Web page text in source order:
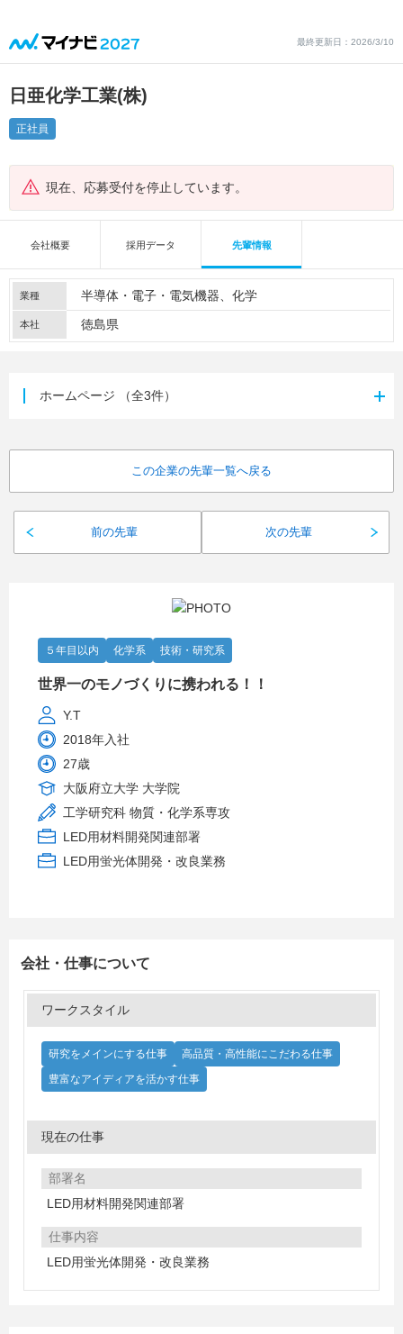
最終更新日：2026/3/10
日亜化学工業(株)
正社員
現在、応募受付を停止しています。
会社概要 採用データ 先輩情報
業種 半導体・電子・電気機器 化学
本社 徳島県
ホームページ （全3件）
前の先輩
この企業の先輩一覧へ戻る
次の先輩
５年目以内 化学系 技術・研究系
世界一のモノづくりに携われる！！
Y.T
2018年入社
27歳
大阪府立大学 大学院
工学研究科 物質・化学系専攻
LED用材料開発関連部署
LED用蛍光体開発・改良業務
会社・仕事について
ワークスタイル
研究をメインにする仕事
高品質・高性能にこだわる仕事
豊富なアイディアを活かす仕事
現在の仕事
部署名
LED用材料開発関連部署
仕事内容
LED用蛍光体開発・改良業務